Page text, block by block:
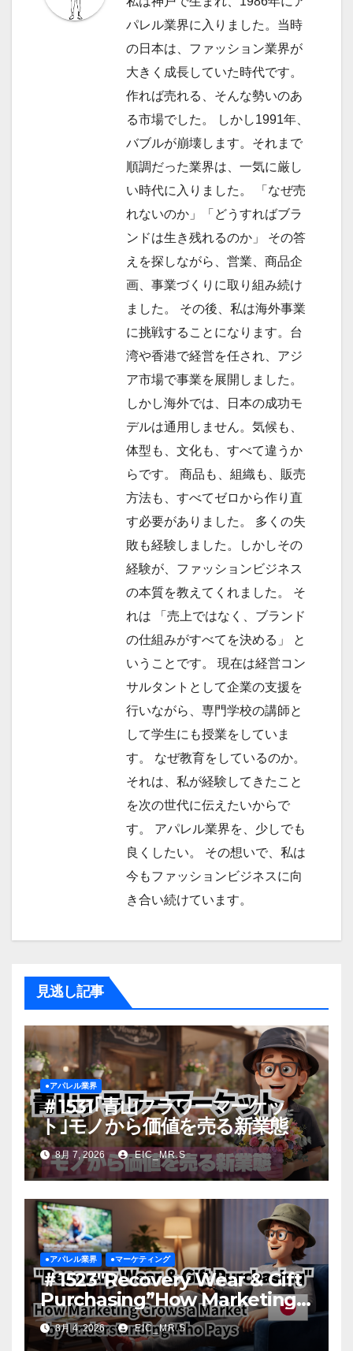
シ
パレル業界に入りました。当時
の日本は、ファッション業界が
大きく成長していた時代です。
作れば売れる、そんな勢いのあ
る市場でした。 しかし1991年、
バブルが崩壊します。それまで
順調だった業界は、一気に厳し
い時代に入りました。 「なぜ売
れないのか」「どうすればブラ
ンドは生き残れるのか」 その答
えを探しながら、営業、商品企
画、事業づくりに取り組み続け
ました。 その後、私は海外事業
に挑戦することになります。台
湾や香港で経営を任され、アジ
ア市場で事業を展開しました。
しかし海外では、日本の成功モ
デルは通用しません。気候も、
体型も、文化も、すべて違うか
らです。 商品も、組織も、販売
方法も、すべてゼロから作り直
す必要がありました。 多くの失
敗も経験しました。しかしその
経験が、ファッションビジネス
の本質を教えてくれました。 そ
れは 「売上ではなく、ブランド
の仕組みがすべてを決める」 と
いうことです。 現在は経営コン
サルタントとして企業の支援を
行いながら、専門学校の講師と
して学生にも授業をしていま
す。 なぜ教育をしているのか。
それは、私が経験してきたこと
を次の世代に伝えたいからで
す。 アパレル業界を、少しでも
良くしたい。 その想いで、私は
今もファッションビジネスに向
き合い続けています。
見逃し記事
●アパレル業界
＃1531｢青山フラワーマーケッ
ト｣モノから価値を売る新業態
8月 7, 2026 EIC_MR.S
●アパレル業界 ●マーケティング
＃1523″Recovery Wear & Gift
Purchasing”How Marketing
Grows a Market by
Understanding Who Pays
8月 4, 2026 EIC_MR.S